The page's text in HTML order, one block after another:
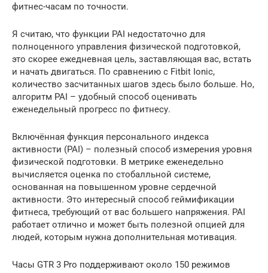
фитнес-часам по точности.
Я считаю, что функции PAI недостаточно для
полноценного управления физической подготовкой,
это скорее ежедневная цель, заставляющая вас, встать
и начать двигаться. По сравнению с Fitbit Ionic,
количество засчитанных шагов здесь было больше. Но,
алгоритм PAI – удобный способ оценивать
еженедельный прогресс по фитнесу.
Включённая функция персонального индекса
активности (PAI) – полезный способ измерения уровня
физической подготовки. В метрике еженедельно
вычисляется оценка по стобалльной системе,
основанная на повышенном уровне сердечной
активности. Это интересный способ геймификации
фитнеса, требующий от вас большего напряжения. PAI
работает отлично и может быть полезной опцией для
людей, которым нужна дополнительная мотивация.
Часы GTR 3 Pro поддерживают около 150 режимов